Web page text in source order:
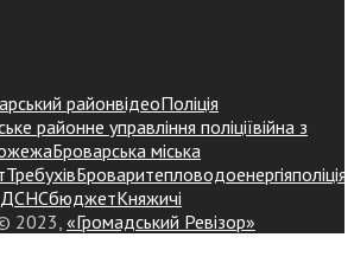
районвідеоПоліція
районне управління поліціївійна з
Броварська міська
ТребухівБроваритепловодоенергіяполіція
ДСНСбюджетКняжичі
2023, «Громадський Ревізор»